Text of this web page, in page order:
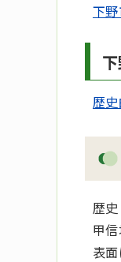
下
歴
歴
甲
表